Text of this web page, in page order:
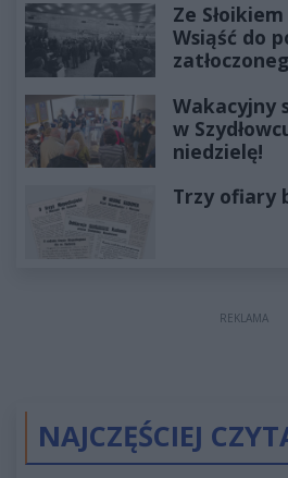
Ze
Wsiąść do
Wakacyjny
w
niedzielę!
Trzy ofiary
REKLAMA
NAJCZĘŚCIEJ